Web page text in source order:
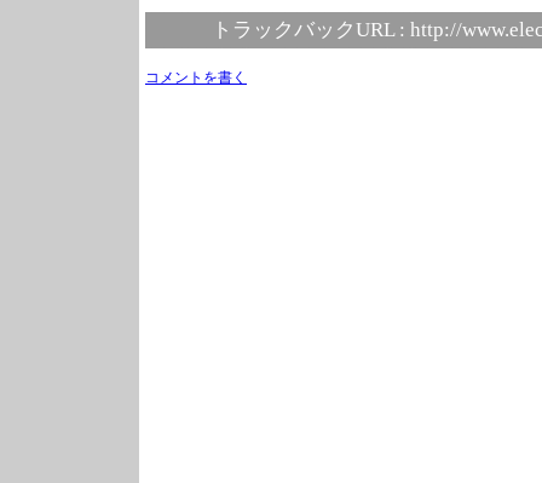
トラックバックURL : http://
コメントを書く